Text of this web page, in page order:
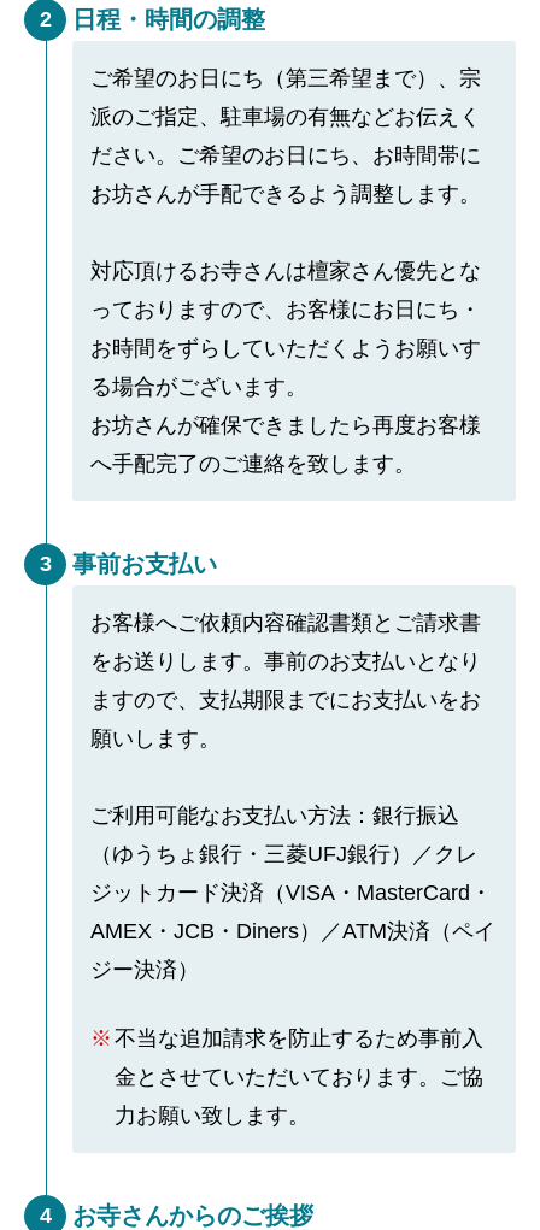
2 日程・時間の調整
ご希望のお日にち（第三希望まで）、宗
派のご指定、駐車場の有無などお伝えく
ださい。ご希望のお日にち、お時間帯に
お坊さんが手配できるよう調整します。
対応頂けるお寺さんは檀家さん優先とな
っておりますので、お客様にお日にち・
お時間をずらしていただくようお願いす
る場合がございます。
お坊さんが確保できましたら再度お客様
へ手配完了のご連絡を致します。
3 事前お支払い
お客様へご依頼内容確認書類とご請求書
をお送りします。事前のお支払いとなり
ますので、支払期限までにお支払いをお
願いします。
ご利用可能なお支払い方法：銀行振込
（ゆうちょ銀行・三菱UFJ銀行）／クレ
ジットカード決済（VISA・MasterCard・
AMEX・JCB・Diners）／ATM決済（ペイ
ジー決済）
不当な追加請求を防止するため事前入
金とさせていただいております。ご協
力お願い致します。
4 お寺さんからのご挨拶